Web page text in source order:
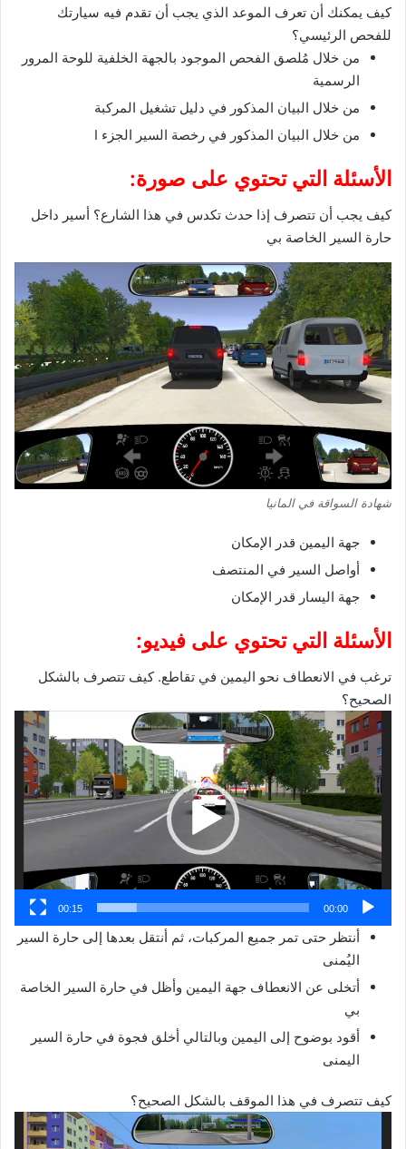
كيف يمكنك أن تعرف الموعد الذي يجب أن تقدم فيه سيارتك
للفحص الرئيسي؟
من خلال مُلصق الفحص الموجود بالجهة الخلفية للوحة المرور
الرسمية
من خلال البيان المذكور في دليل تشغيل المركبة
من خلال البيان المذكور في رخصة السير الجزء I
الأسئلة التي تحتوي على صورة:
كيف يجب أن تتصرف إذا حدث تكدس في هذا الشارع؟ أسير داخل
حارة السير الخاصة بي
شهادة السواقة في المانيا
جهة اليمين قدر الإمكان
أواصل السير في المنتصف
جهة اليسار قدر الإمكان
الأسئلة التي تحتوي على فيديو:
ترغب في الانعطاف نحو اليمين في تقاطع. كيف تتصرف بالشكل
الصحيح؟
مشغل
الفيديو
00:00
00:15
أنتظر حتى تمر جميع المركبات، ثم أنتقل بعدها إلى حارة السير
اليُمنى
أتخلى عن الانعطاف جهة اليمين وأظل في حارة السير الخاصة
بي
أقود بوضوح إلى اليمين وبالتالي أخلق فجوة في حارة السير
اليمنى
كيف تتصرف في هذا الموقف بالشكل الصحيح؟